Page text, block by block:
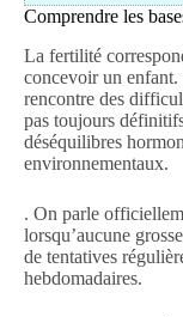
Comprendre les
La fertilité
concevoir un
rencontre des
pas toujours
déséquilibres
environnementaux.
. On parle
lorsqu’aucune
de tentatives
hebdomadaires.